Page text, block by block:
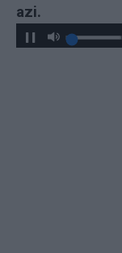
azi.